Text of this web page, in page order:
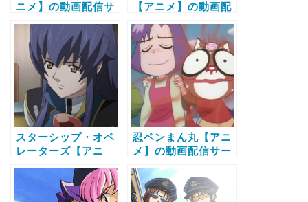
ニメ】の動画配信サ
全話視聴する方法
【アニメ】の動画配
料で全話視聴する方
法
スターシップ・オペ
レーターズ【アニ
ビス比較と無料で全
話視聴する方法
忍ペンまん丸【アニ
メ】の動画配信サー
話視聴する方法